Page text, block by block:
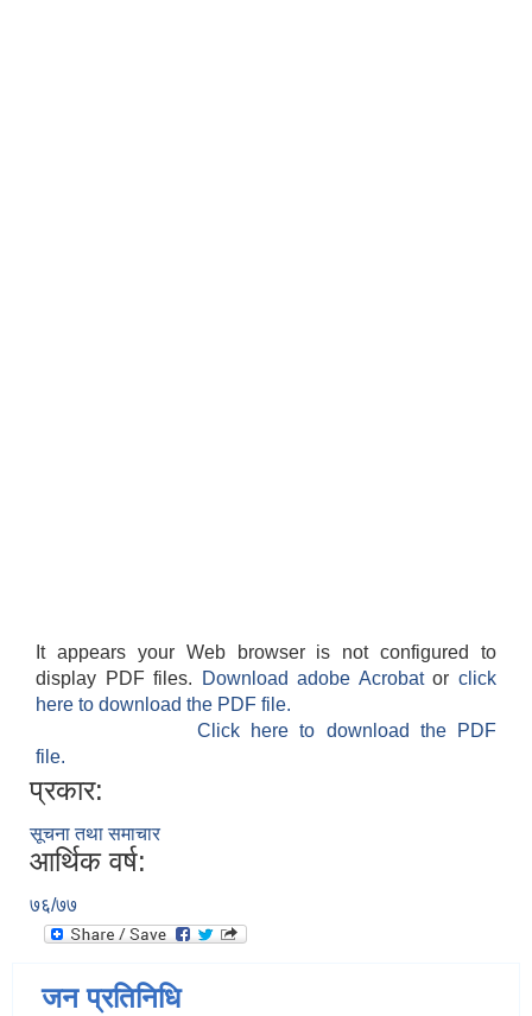
It appears your Web browser is not configured to
display PDF files.
Download adobe Acrobatorclick
here to download the PDF file.
Click here to download the PDF
file.
प्रकार:
सूचना तथा समाचार
आर्थिक वर्ष:
७६/७७
जन प्रतिनिधि